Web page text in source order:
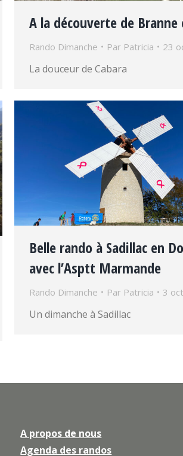
A la découverte de Branne
Rando Dimanche Par Patricia 23
La douceur de Cabara
Belle rando à Sadillac en
avec l’Asptt Marmande
Rando Dimanche Par Patricia 3
Un dimanche à Sadillac
A propos de nous
Agenda des randos